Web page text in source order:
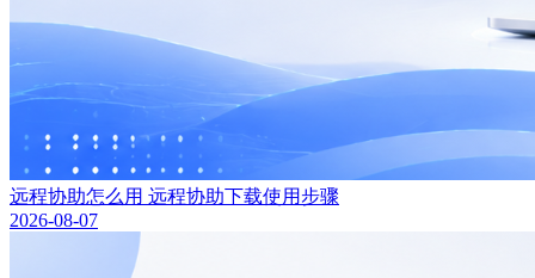
远程协助怎么用 远程协助下载使用步骤
2026-08-07